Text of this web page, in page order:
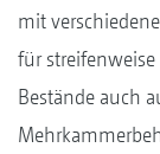
mit
für
Bestände auch